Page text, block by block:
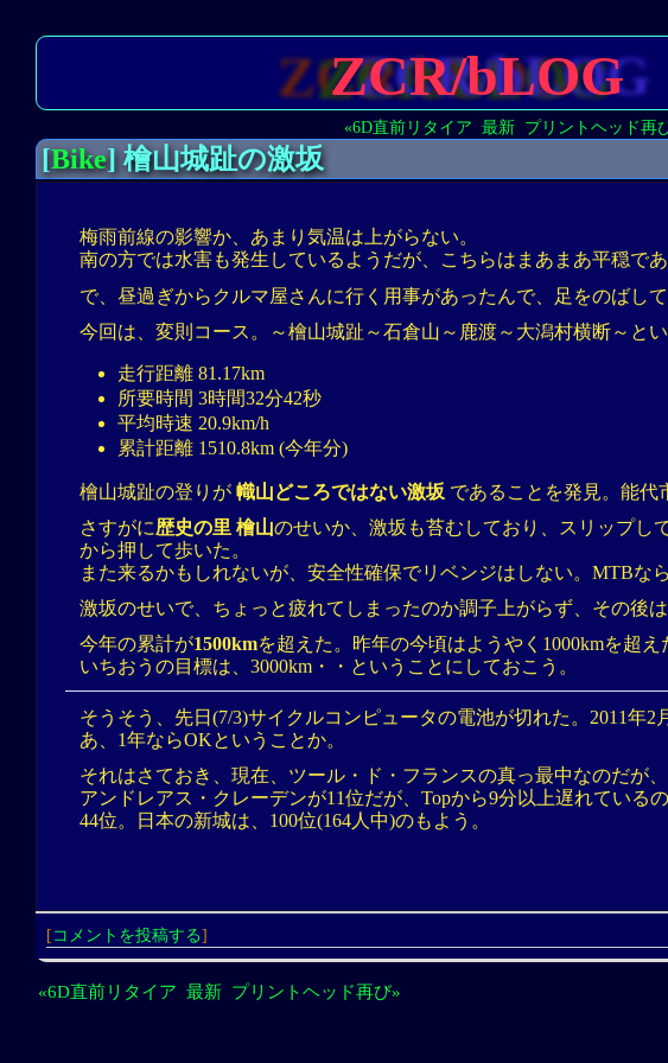
ZCR/bLOG
«6D直前リタイア 最新 プリントヘッド再
[Bike] 檜山城趾の激坂
梅雨前線の影響か、あまり気温は上がらない。
南の方では水害も発生しているようだが、こちらはまあまあ平穏であ
で、昼過ぎからクルマ屋さんに行く用事があったんで、足をのばし
今回は、変則コース。～檜山城趾～石倉山～鹿渡～大潟村横断～とい
走行距離 81.17km
所要時間 3時間32分42秒
平均時速 20.9km/h
累計距離 1510.8km (今年分)
檜山城趾の登りが 幟山どころではない激坂 であることを発見。能代
さすがに歴史の里 檜山のせいか、激坂も苔むしており、スリップし
から押して歩いた。
また来るかもしれないが、安全性確保でリベンジはしない。MTBな
激坂のせいで、ちょっと疲れてしまったのか調子上がらず、その後は
今年の累計が1500kmを超えた。昨年の今頃はようやく1000kmを超
いちおうの目標は、3000km・・ということにしておこう。
そうそう、先日(7/3)サイクルコンピュータの電池が切れた。2011年
あ、1年ならOKということか。
それはさておき、現在、ツール・ド・フランスの真っ最中なのだが
アンドレアス・クレーデンが11位だが、Topから9分以上遅れてい
44位。日本の新城は、100位(164人中)のもよう。
[コメントを投稿する]
«6D直前リタイア 最新 プリントヘッド再び»